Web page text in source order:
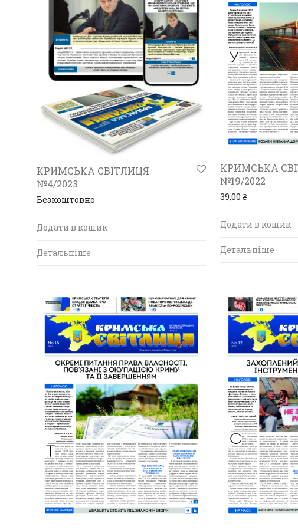
КРИМСЬКА СВІТЛИЦЯ
№4/2023
Безкоштовно
Додати в кошик
Детальніше
КРИМСЬКА
№19/2022
39,00 ₴
Додати в кошик
Детальніше